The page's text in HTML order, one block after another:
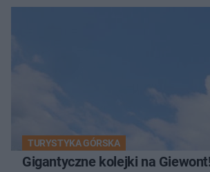
TURYSTYKA GÓRSKA
Gigantyczne kolejki na